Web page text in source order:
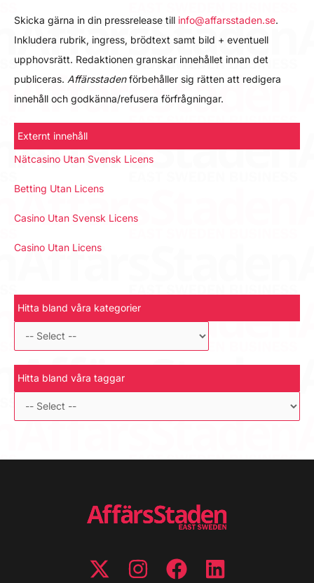
Skicka gärna in din pressrelease till info@affarsstaden.se.
Inkludera rubrik, ingress, brödtext samt bild + eventuell
upphovsrätt. Redaktionen granskar innehållet innan det
publiceras. Affärsstadenförbehåller sig rätten att redigera
innehåll och godkänna/refusera förfrågningar.
Externt innehåll
Nätcasino Utan Svensk Licens
Betting Utan Licens
Casino Utan Svensk Licens
Casino Utan Licens
Hitta bland våra kategorier
Hitta bland våra taggar